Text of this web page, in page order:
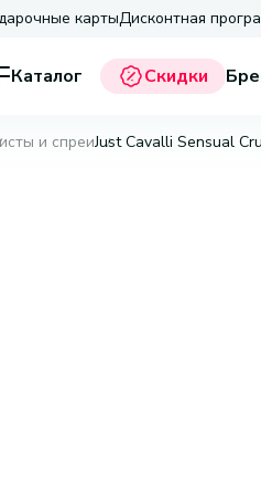
картыДисконтная
Каталог Скидки
и спреиJust Cavalli Sensual